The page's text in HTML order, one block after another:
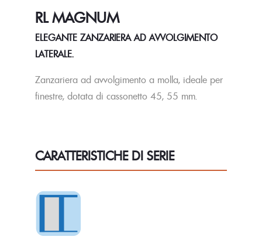
RL MAGNUM
ELEGANTE ZANZARIERA AD AVVOLGIMENTO
LATERALE.
Zanzariera ad avvolgimento a molla, ideale per
finestre, dotata di cassonetto 45, 55 mm.
CARATTERISTICHE DI SERIE